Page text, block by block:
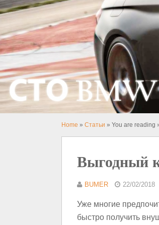
Home » Статьи » You are reading
Выгодный
BUMER 22/02/2018
Уже многие
быстро получить